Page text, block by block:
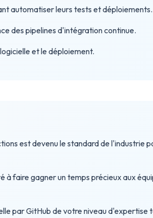
automatiser leurs tests et déploiements.
des pipelines d'intégration continue.
et le déploiement.
est devenu le standard de l'industrie
à faire gagner un temps précieux aux
par GitHub de votre niveau d'expertise